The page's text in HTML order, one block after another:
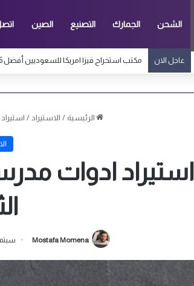
الشحن الجمارك التصنيع الصين
عاجل الان مكتب استخراج فيزا امريكا للسعوديين أفضل 6 مكاتب وطرق التواصل معها
الرئيسية / الاستيراد /
استيراد ادوات
Mostafa Momena سبتمبر 21,